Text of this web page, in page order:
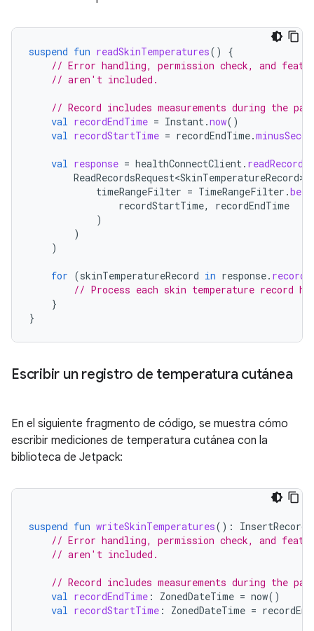
suspend fun readSkinTemperatures()
{
// Error handling, permission check, and
// aren't included.
// Record includes measurements during the
val recordEndTime = Instant.now()
val recordStartTime = recordEndTime.
val response = healthConnectClient. readRecords
ReadRecordsRequest<SkinTemperatureRecord>
timeRangeFilter = TimeRangeFilter .
recordStartTime,
recordEndTime
)
)
)
for (skinTemperatureRecord in response. records
// Process each skin temperature record
}
}
Escribir un registro de temperatura cutánea
En el siguiente fragmento de código, se muestra cómo
escribir mediciones de temperatura cutánea con la
biblioteca de Jetpack:
suspend fun writeSkinTemperatures():
// Error handling, permission check, and
// aren't included.
// Record includes measurements during the
val recordEndTime : ZonedDateTime = now()
val recordStartTime : ZonedDateTime =